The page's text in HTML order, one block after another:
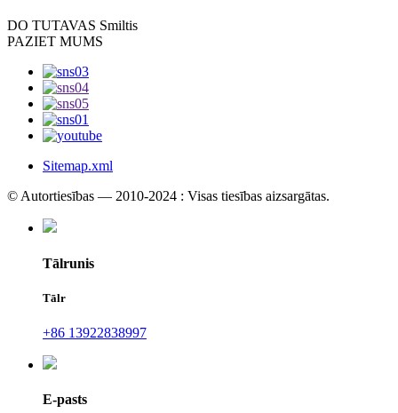
DO TUTAVAS Smiltis
PAZIET MUMS
Sitemap.xml
© Autortiesības — 2010-2024 : Visas tiesības aizsargātas.
Tālrunis
Tālr
+86 13922838997
E-pasts